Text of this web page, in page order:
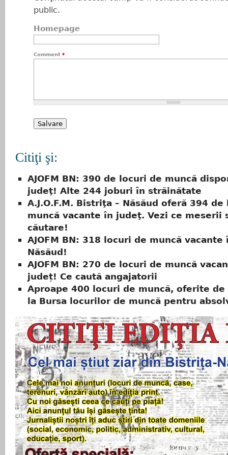
public.
Homepage
Comment *
Citiţi şi:
AJOFM BN: 390 de locuri de muncă
judeţ! Alte 244 joburi în străinătate
A.J.O.F.M. Bistriţa – Năsăud oferă 394
muncă vacante în judeţ. Vezi ce meserii
căutare!
AJOFM BN: 318 locuri de muncă
Năsăud!
AJOFM BN: 270 de locuri de muncă
județ! Ce caută angajatorii
Aproape 400 locuri de muncă, oferite
la Bursa locurilor de muncă pentru